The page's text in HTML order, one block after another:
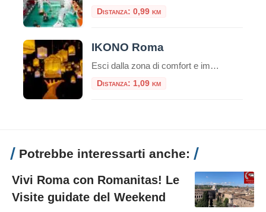
Distanza: 0,99 km
IKONO Roma
Esci dalla zona di comfort e immergiti in un’esperienza unica che non dimenticherai mai! IKONO è la nuova esperienza immersiva a pochi passi dal Pantheon. Un emozionante e indimenticabile percorso di circa un’ora attraverso una serie di atmosfere coinvolgenti che scateneranno la vostra creatività interiore per creare ricordi unici.Durante la visita, interagirai con più di […]
Distanza: 1,09 km
Potrebbe interessarti anche:
Vivi Roma con Romanitas! Le
Visite guidate del Weekend